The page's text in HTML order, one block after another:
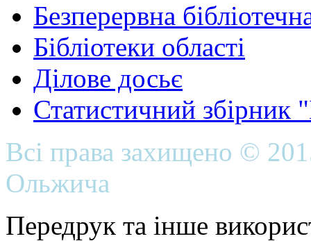
Безперервна
Бібліотеки області
Ділове досьє
Статистичний
Всі права захищено ©
Ольжича
Передрук та інше